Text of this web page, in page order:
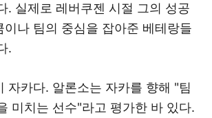
. 실제로 레버쿠젠 시절 그의 성공
이나 팀의 중심을 잡아준 베테랑들
.
자카다. 알론소는 자카를 향해 "팀
미치는 선수"라고 평가한 바 있다.